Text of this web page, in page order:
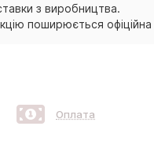
з виробництва.
поширюється офіційна
Оплата